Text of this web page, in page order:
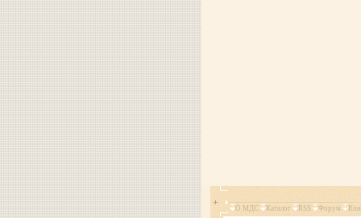
О МДС Каталог RSS Форум